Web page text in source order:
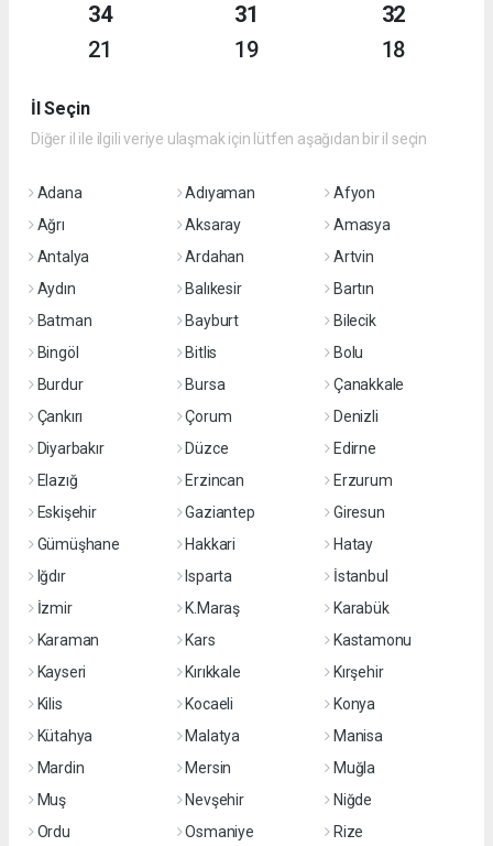
34
21
31
19
32
18
İl Seçin
Diğer il ile ilgili veriye ulaşmak için lütfen aşağıdan bir il seçin
Adana Adıyaman
Afyon
Ağrı
Aksaray
Amasya
Antalya
Ardahan
Artvin
Aydın
Balıkesir
Bartın
Batman
Bayburt
Bilecik
Bingöl
Bitlis
Bolu
Burdur
Bursa
Çanakkale
Çankırı
Çorum
Denizli
Diyarbakır
Düzce
Edirne
Elazığ
Erzincan
Erzurum
Eskişehir
Gaziantep
Giresun
Gümüşhane
Hakkari
Hatay
Iğdır
Isparta
İstanbul
İzmir
K.Maraş
Karabük
Karaman
Kars
Kastamonu
Kayseri
Kırıkkale
Kırşehir
Kilis
Kocaeli
Konya
Kütahya
Malatya
Manisa
Mardin
Mersin
Muğla
Muş
Nevşehir
Niğde
Ordu
Osmaniye Rize